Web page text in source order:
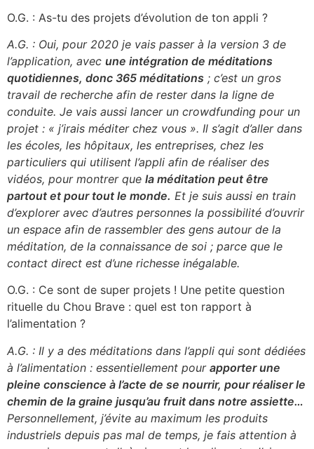
O.G. : As-tu des projets d’évolution de ton appli ?
A.G. : Oui, pour 2020 je vais passer à la version 3 de
l’application, avec une intégration de méditations
quotidiennes, donc 365 méditations ; c’est un gros
travail de recherche afin de rester dans la ligne de
conduite. Je vais aussi lancer un crowdfunding pour un
projet : « j’irais méditer chez vous ». Il s’agit d’aller dans
les écoles, les hôpitaux, les entreprises, chez les
particuliers qui utilisent l’appli afin de réaliser des
vidéos, pour montrer que la méditation peut être
partout et pour tout le monde. Et je suis aussi en train
d’explorer avec d’autres personnes la possibilité d’ouvrir
un espace afin de rassembler des gens autour de la
méditation, de la connaissance de soi ; parce que le
contact direct est d’une richesse inégalable.
O.G. : Ce sont de super projets ! Une petite question
rituelle du Chou Brave : quel est ton rapport à
l’alimentation ?
A.G. : Il y a des méditations dans l’appli qui sont dédiées
à l’alimentation : essentiellement pour apporter une
pleine conscience à l’acte de se nourrir, pour réaliser le
chemin de la graine jusqu’au fruit dans notre assiette…
Personnellement, j’évite au maximum les produits
industriels depuis pas mal de temps, je fais attention à